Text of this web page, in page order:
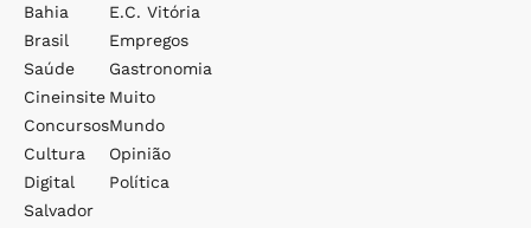
Bahia
Brasil
Saúde
Cineinsite
Concursos
Cultura
Digital
Salvador
E.c. Vitória
Empregos
Gastronomia
Muito
Mundo
Opinião
Política